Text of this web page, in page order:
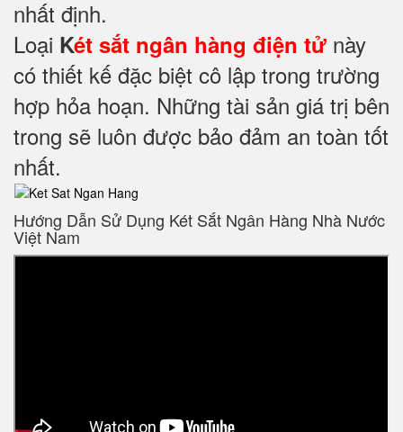
nhất định.
Loại Két sắt ngân hàng điện tử này
có thiết kế đặc biệt cô lập trong trường
hợp hỏa hoạn. Những tài sản giá trị bên
trong sẽ luôn được bảo đảm an toàn tốt
nhất.
Hướng Dẫn Sử Dụng Két Sắt Ngân Hàng Nhà Nước
Việt Nam